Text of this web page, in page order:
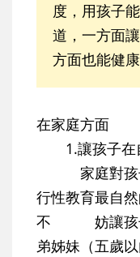
度，用孩子
道，一方面
方面也能健
在家庭方面
1.讓孩子在
家庭對孩子
行性教育最自
不 妨讓孩子
弟姊妹（五歲